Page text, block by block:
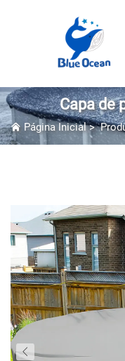
Capa de
Página Inicial>